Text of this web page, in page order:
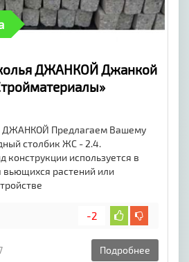
ДЖАНКОЙ Джанкой
ДЖАНКОЙ Предлагаем Вашему
столбик ЖС - 2.4.
конструкции используется в
вьющихся растений или
-2
Подробнее